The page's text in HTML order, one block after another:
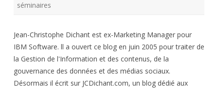
séminaires
Jean-Christophe Dichant est ex-Marketing Manager pour
IBM Software. ll a ouvert ce blog en juin 2005 pour traiter de
la Gestion de l'Information et des contenus, de la
gouvernance des données et des médias sociaux.
Désormais il écrit sur JCDichant.com, un blog dédié aux